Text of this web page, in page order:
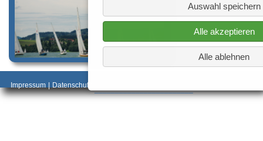
Impressum Datenschutz
________________________
Auswahl speichern
Alle akzeptieren
Alle ablehnen